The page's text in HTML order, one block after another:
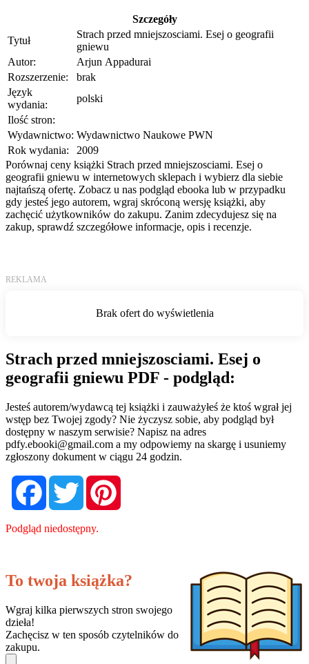
Szczegóły
Tytuł
Strach przed mniejszosciami. Esej o geografii
gniewu
Autor:
Arjun Appadurai
Rozszerzenie:
brak
Język
wydania:
polski
Ilość stron:
Wydawnictwo: Wydawnictwo Naukowe PWN
Rok wydania:
2009
Porównaj ceny książki Strach przed mniejszosciami. Esej o
geografii gniewu w internetowych sklepach i wybierz dla siebie
najtańszą ofertę. Zobacz u nas podgląd ebooka lub w przypadku
gdy jesteś jego autorem, wgraj skróconą wersję książki, aby
zachęcić użytkowników do zakupu. Zanim zdecydujesz się na
zakup, sprawdź szczegółowe informacje, opis i recenzje.
Strach przed mniejszosciami. Esej o
geografii gniewu PDF - podgląd:
Jesteś autorem/wydawcą tej książki i zauważyłeś że ktoś wgrał jej
wstęp bez Twojej zgody? Nie życzysz sobie, aby podgląd był
dostępny w naszym serwisie? Napisz na adres
pdfy.ebooki@gmail.com a my odpowiemy na skargę i usuniemy
zgłoszony dokument w ciągu 24 godzin.
FacebookTwitter
Podgląd niedostępny.
To twoja książka?
Wgraj kilka pierwszych stron swojego
dzieła!
Zachęcisz w ten sposób czytelników do
zakupu.